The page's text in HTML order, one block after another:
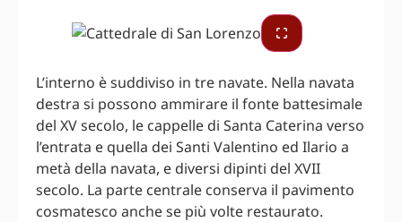
L’interno è suddiviso in tre navate. Nella navata
destra si possono ammirare il fonte battesimale
del XV secolo, le cappelle di Santa Caterina verso
l’entrata e quella dei Santi Valentino ed Ilario a
metà della navata, e diversi dipinti del XVII
secolo. La parte centrale conserva il pavimento
cosmatesco anche se più volte restaurato.